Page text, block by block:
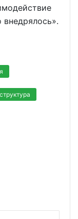
внедрялось».